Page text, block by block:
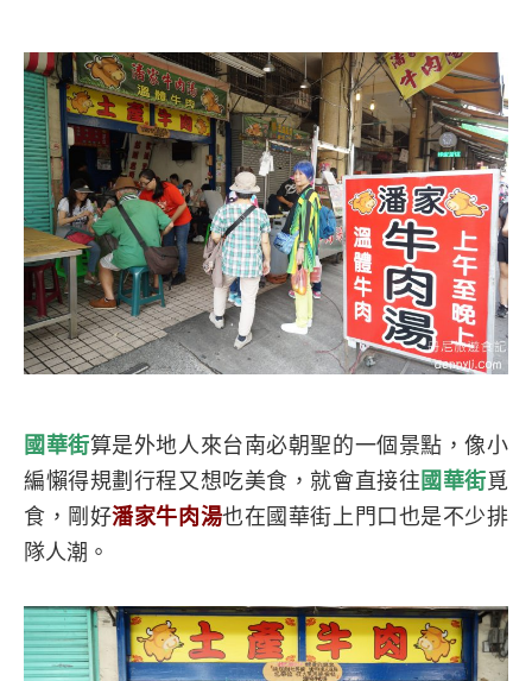
國華街算是外地人來台南必朝聖的一個景點，像小
編懶得規劃行程又想吃美食，就會直接往 國華街覓
食， 剛好潘家牛肉湯也在國華街上門口也是不少排
隊人潮。